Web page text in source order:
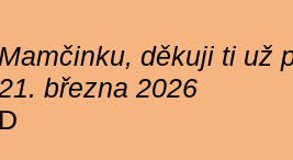
Mamčinku, děkuji ti už
března 2026
D